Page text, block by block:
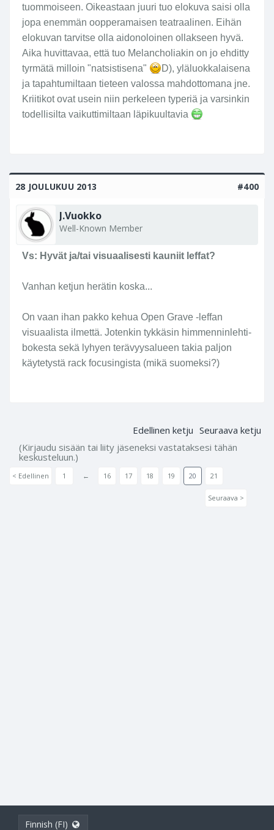
tuommoiseen. Oikeastaan juuri tuo elokuva saisi olla
jopa enemmän oopperamaisen teatraalinen. Eihän
elokuvan tarvitse olla aidonoloinen ollakseen hyvä.
Aika huvittavaa, että tuo Melancholiakin on jo ehditty
tyrmätä milloin "natsistisena"
D), yläluokkalaisena
ja tapahtumiltaan tieteen valossa mahdottomana jne.
Kriitikot ovat usein niin perkeleen typeriä ja varsinkin
todellisilta vaikuttimiltaan läpikuultavia
28 JOULUKUU 2013 #400
J.Vuokko
Well-Known Member
Vs: Hyvät ja/tai visuaalisesti kauniit leffat?
Vanhan ketjun herätin koska...
On vaan ihan pakko kehua Open Grave -leffan
visuaalista ilmettä. Jotenkin tykkäsin himmenninlehti-
bokesta sekä lyhyen terävyysalueen takia paljon
käytetystä rack focusingista (mikä suomeksi?)
Edellinen ketju Seuraava ketju
(Kirjaudu sisään tai liity jäseneksi vastataksesi tähän
keskusteluun.)
< Edellinen 1 ← 16 17 18 19 20 21
Seuraava >
Finnish (FI)